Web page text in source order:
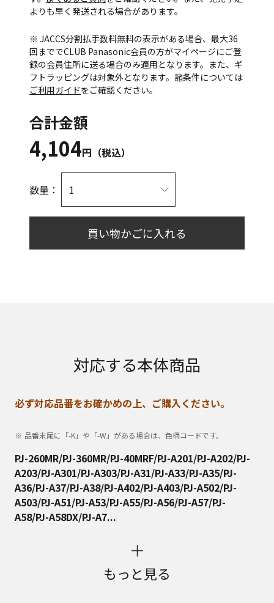
よりも早く発送される場合があります。
※ JACCS分割払手数料無料の表示がある場合、最大36
回まででCLUB Panasonic会員の方がマイページにご登
録の会員住所に送る場合のみ適用となります。また、ギ
フトラッピングは対象外となります。諸条件については
ご利用ガイドをご確認ください。
合計金額
4,104円（税込）
数量：
買い物かごに入れる
対応する本体商品
必ず対応品番をお確かめの上、ご購入ください。
品番末尾に「-K」や「-W」がある場合は、色柄コードです。
PJ-260MR/PJ-360MR/PJ-40MRF/PJ-A201/PJ-A202/PJ-
A203/PJ-A301/PJ-A303/PJ-A31/PJ-A33/PJ-A35/PJ-
A36/PJ-A37/PJ-A38/PJ-A402/PJ-A403/PJ-A502/PJ-
A503/PJ-A51/PJ-A53/PJ-A55/PJ-A56/PJ-A57/PJ-
A58/PJ-A58DX/PJ-A7...
もっと見る